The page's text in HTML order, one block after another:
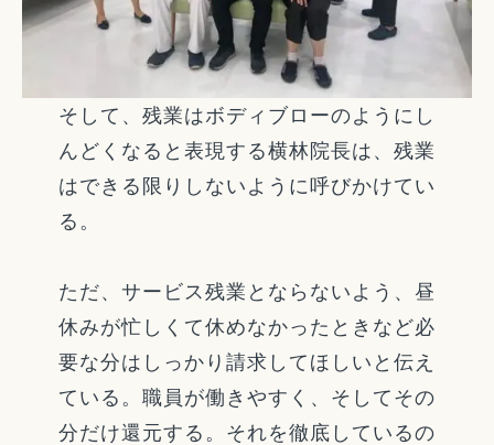
そして、残業はボディブローのようにし
んどくなると表現する横林院長は、残業
はできる限りしないように呼びかけてい
る。
ただ、サービス残業とならないよう、昼
休みが忙しくて休めなかったときなど必
要な分はしっかり請求してほしいと伝え
ている。職員が働きやすく、そしてその
分だけ還元する。それを徹底しているの